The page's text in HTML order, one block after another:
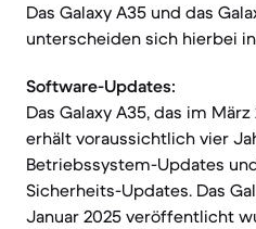
Das Galaxy A35 und das
unterscheiden sich hierbei
Software-Updates:
Das Galaxy A35, das im
erhält voraussichtlich vier
Betriebssystem-Updates
Sicherheits-Updates. Das
Januar 2025 veröffentlicht